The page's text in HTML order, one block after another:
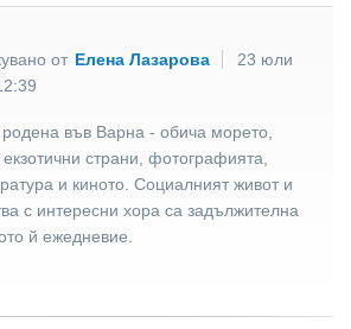
от Елена Лазарова
23 юли
във Варна - обича морето,
страни, фотографията,
и киното. Социалният живот и
с интересни хора са задължителна
й ежедневие.